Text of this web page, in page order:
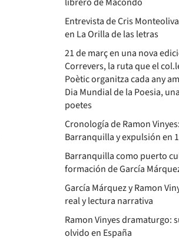
Entrevista de Cris
en La Orilla de las letras
21 de març en una nova
Correvers, la ruta que el
Poètic organitza cada any
Dia Mundial de la Poesia,
poetes
Cronología de Ramon
Barranquilla y expulsión en
Barranquilla como puerto
formación de García
García Márquez y Ramon
real y lectura narrativa
Ramon Vinyes dramaturgo:
olvido en España